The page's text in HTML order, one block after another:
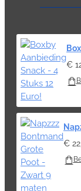
€
€